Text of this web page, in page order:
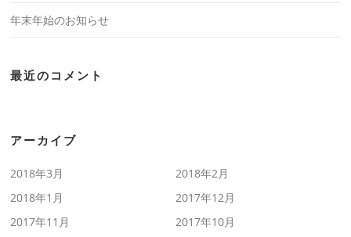
年末年始のお知らせ
最近のコメント
アーカイブ
2018年3月
2018年2月
2018年1月
2017年12月
2017年11月
2017年10月